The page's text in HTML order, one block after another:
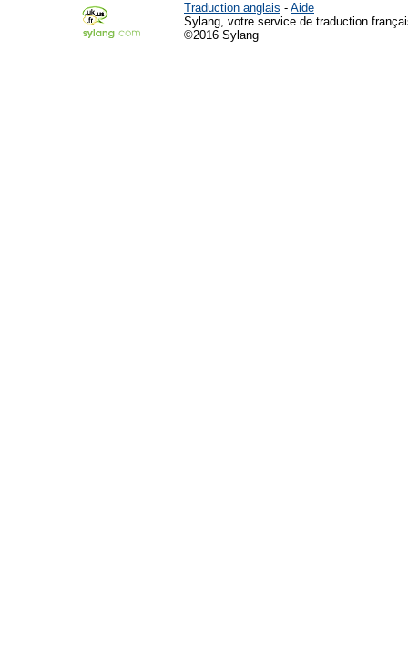
Traduction anglais - Aide
Sylang, votre service de traduction
©2016 Sylang